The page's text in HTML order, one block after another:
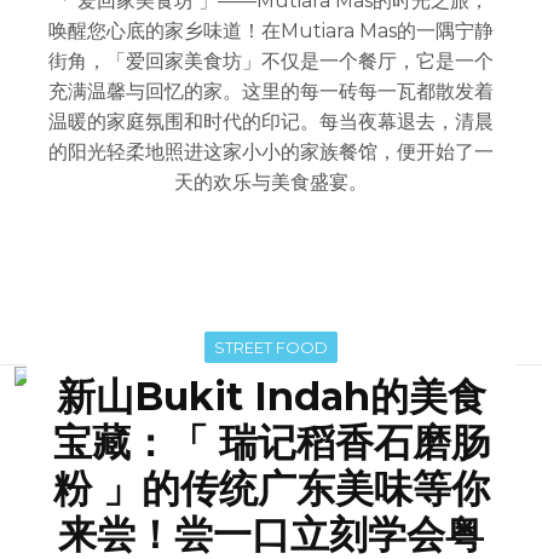
唤醒您心底的家乡味道！在Mutiara Mas的一隅宁静
街角，「爱回家美食坊」不仅是一个餐厅，它是一个
充满温馨与回忆的家。这里的每一砖每一瓦都散发着
温暖的家庭氛围和时代的印记。每当夜幕退去，清晨
的阳光轻柔地照进这家小小的家族餐馆，便开始了一
天的欢乐与美食盛宴。
STREET FOOD
新山Bukit Indah的美食
宝藏：「 瑞记稻香石磨肠
粉 」的传统广东美味等你
来尝！尝一口立刻学会粤